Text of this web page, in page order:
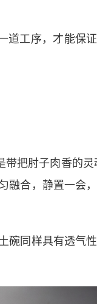
道工序，才能保
把肘子肉香的灵
融合，静置一会
碗同样具有透气